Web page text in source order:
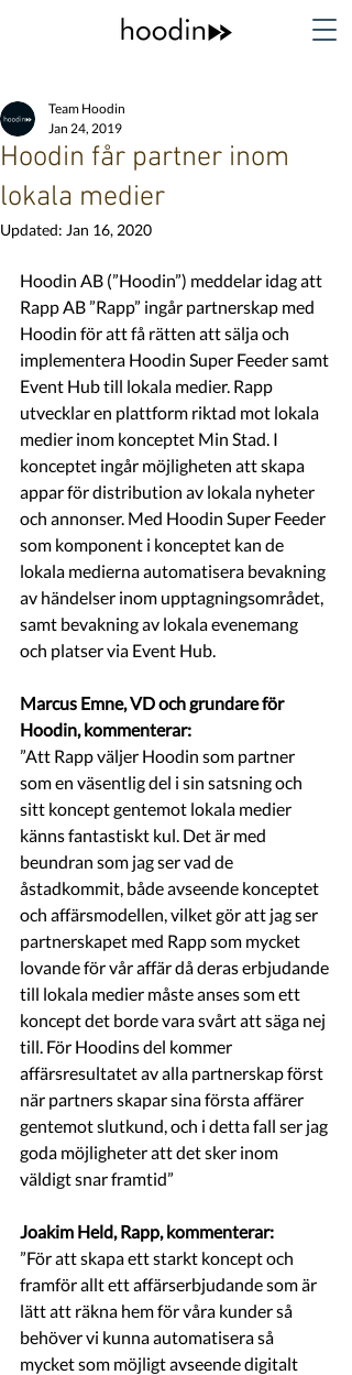
Hoodin får partner inom
lokala medier
Team Hoodin
Jan 24, 2019
Updated: Jan 16, 2020
Hoodin AB (”Hoodin”) meddelar idag att
Rapp AB ”Rapp” ingår partnerskap med
Hoodin för att få rätten att sälja och
implementera Hoodin Super Feeder samt
Event Hub till lokala medier. Rapp
utvecklar en plattform riktad mot lokala
medier inom konceptet Min Stad. I
konceptet ingår möjligheten att skapa
appar för distribution av lokala nyheter
och annonser. Med Hoodin Super Feeder
som komponent i konceptet kan de
lokala medierna automatisera bevakning
av händelser inom upptagningsområdet,
samt bevakning av lokala evenemang
och platser via Event Hub.
Marcus Emne, VD och grundare för
Hoodin, kommenterar:
”Att Rapp väljer Hoodin som partner
som en väsentlig del i sin satsning och
sitt koncept gentemot lokala medier
känns fantastiskt kul. Det är med
beundran som jag ser vad de
åstadkommit, både avseende konceptet
och affärsmodellen, vilket gör att jag ser
partnerskapet med Rapp som mycket
lovande för vår affär då deras erbjudande
till lokala medier måste anses som ett
koncept det borde vara svårt att säga nej
till. För Hoodins del kommer
affärsresultatet av alla partnerskap först
när partners skapar sina första affärer
gentemot slutkund, och i detta fall ser jag
goda möjligheter att det sker inom
väldigt snar framtid”
Joakim Held, Rapp, kommenterar:
”För att skapa ett starkt koncept och
framför allt ett affärserbjudande som är
lätt att räkna hem för våra kunder så
behöver vi kunna automatisera så
mycket som möjligt avseende digitalt